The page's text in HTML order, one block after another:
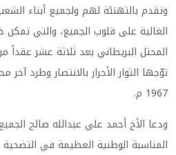
وتقدم بالتهنئة لهم ولجميع أبناء
الغالية على قلوب الجميع، والتي تمكن
المحتل البريطاني بعد ثلاثة عشر عقداً
توّجها الثوار الأحرار بالانتصار وطرد
1967 م .
ودعا الأخ أحمد علي عبدالله صالح
المناسبة الوطنية العظيمة في